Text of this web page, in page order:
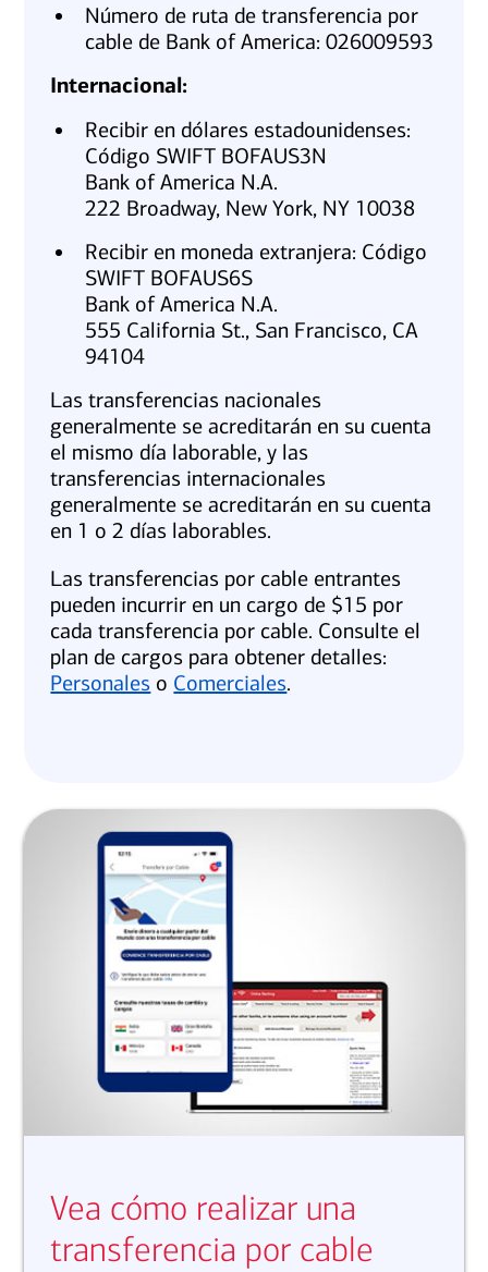
Número de ruta de transferencia por
cable de Bank of America: 026009593
Internacional:
Recibir en dólares estadounidenses:
Código SWIFT BOFAUS3N
Bank of America N.A.
222 Broadway, New York, NY 10038
Recibir en moneda extranjera: Código
SWIFT BOFAUS6S
Bank of America N.A.
555 California St., San Francisco, CA
94104
Las transferencias nacionales
generalmente se acreditarán en su cuenta
el mismo día laborable, y las
transferencias internacionales
generalmente se acreditarán en su cuenta
en 1 o 2 días laborables.
Las transferencias por cable entrantes
pueden incurrir en un cargo de $15 por
cada transferencia por cable. Consulte el
plan de cargos para obtener detalles:
Personales o Comerciales.
Vea cómo realizar una
transferencia por cable